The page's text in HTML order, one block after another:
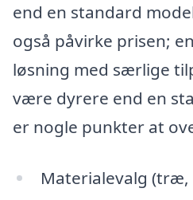
end en standard
også påvirke prisen;
løsning med særlige
være dyrere end en
er nogle punkter at
Materialevalg